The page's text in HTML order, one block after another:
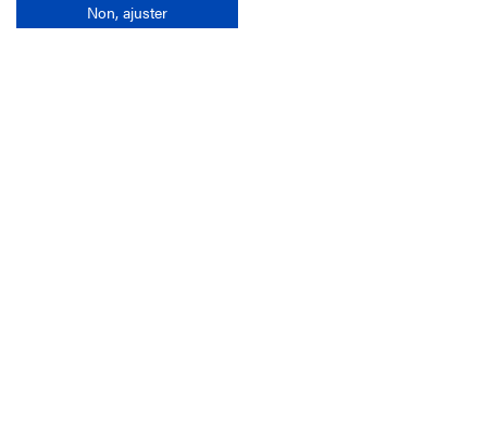
Non, ajuster